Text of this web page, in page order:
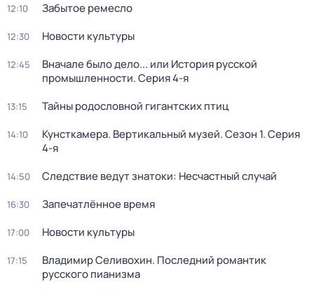
12:10 Забытое ремесло
12:30 Новости культуры
12:45
Вначале было дело... или История русской
промышленности. Серия 4-я
13:15 Тайны родословной гигантских птиц
14:10 Кунсткамера. Вертикальный музей. Сезон 1. Серия
4-я
14:50 Следствие ведут знатоки: Несчастный случай
16:30 Запечатлённое время
17:00 Новости культуры
17:15
Владимир Селивохин. Последний романтик
русского пианизма